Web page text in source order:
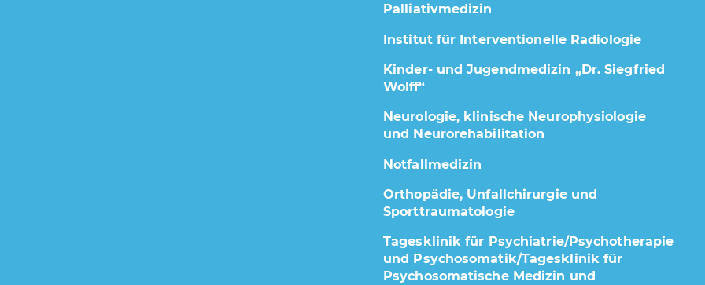
Palliativmedizin
Institut für Interventionelle Radiologie
Kinder- und Jugendmedizin „Dr. Siegfried
Wolff“
Neurologie, klinische Neurophysiologie
und Neurorehabilitation
Notfallmedizin
Orthopädie, Unfallchirurgie und
Sporttraumatologie
Tagesklinik für Psychiatrie/Psychotherapie
und Psychosomatik/Tagesklinik für
Psychosomatische Medizin und